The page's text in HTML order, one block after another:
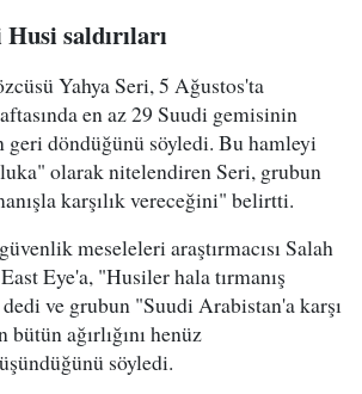
saldırıları
Yahya Seri, 5 Ağustos'ta
en az 29 Suudi gemisinin
geri döndüğünü söyledi. Bu hamleyi
olarak nitelendiren Seri, grubun
karşılık vereceğini" belirtti.
meseleleri araştırmacısı Salah
Eye'a, "Husiler hala tırmanış
ve grubun "Suudi Arabistan'a karşı
ağırlığını henüz
söyledi.